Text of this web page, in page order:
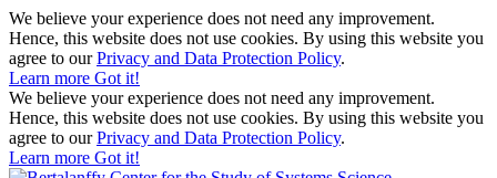
We believe your experience does not need any improvement.
Hence, this website does not use cookies. By using this website you
agree to ourPrivacy and Data Protection Policy.
Learn more Got it!
We believe your experience does not need any improvement.
Hence, this website does not use cookies. By using this website you
agree to ourPrivacy and Data Protection Policy.
Learn more Got it!